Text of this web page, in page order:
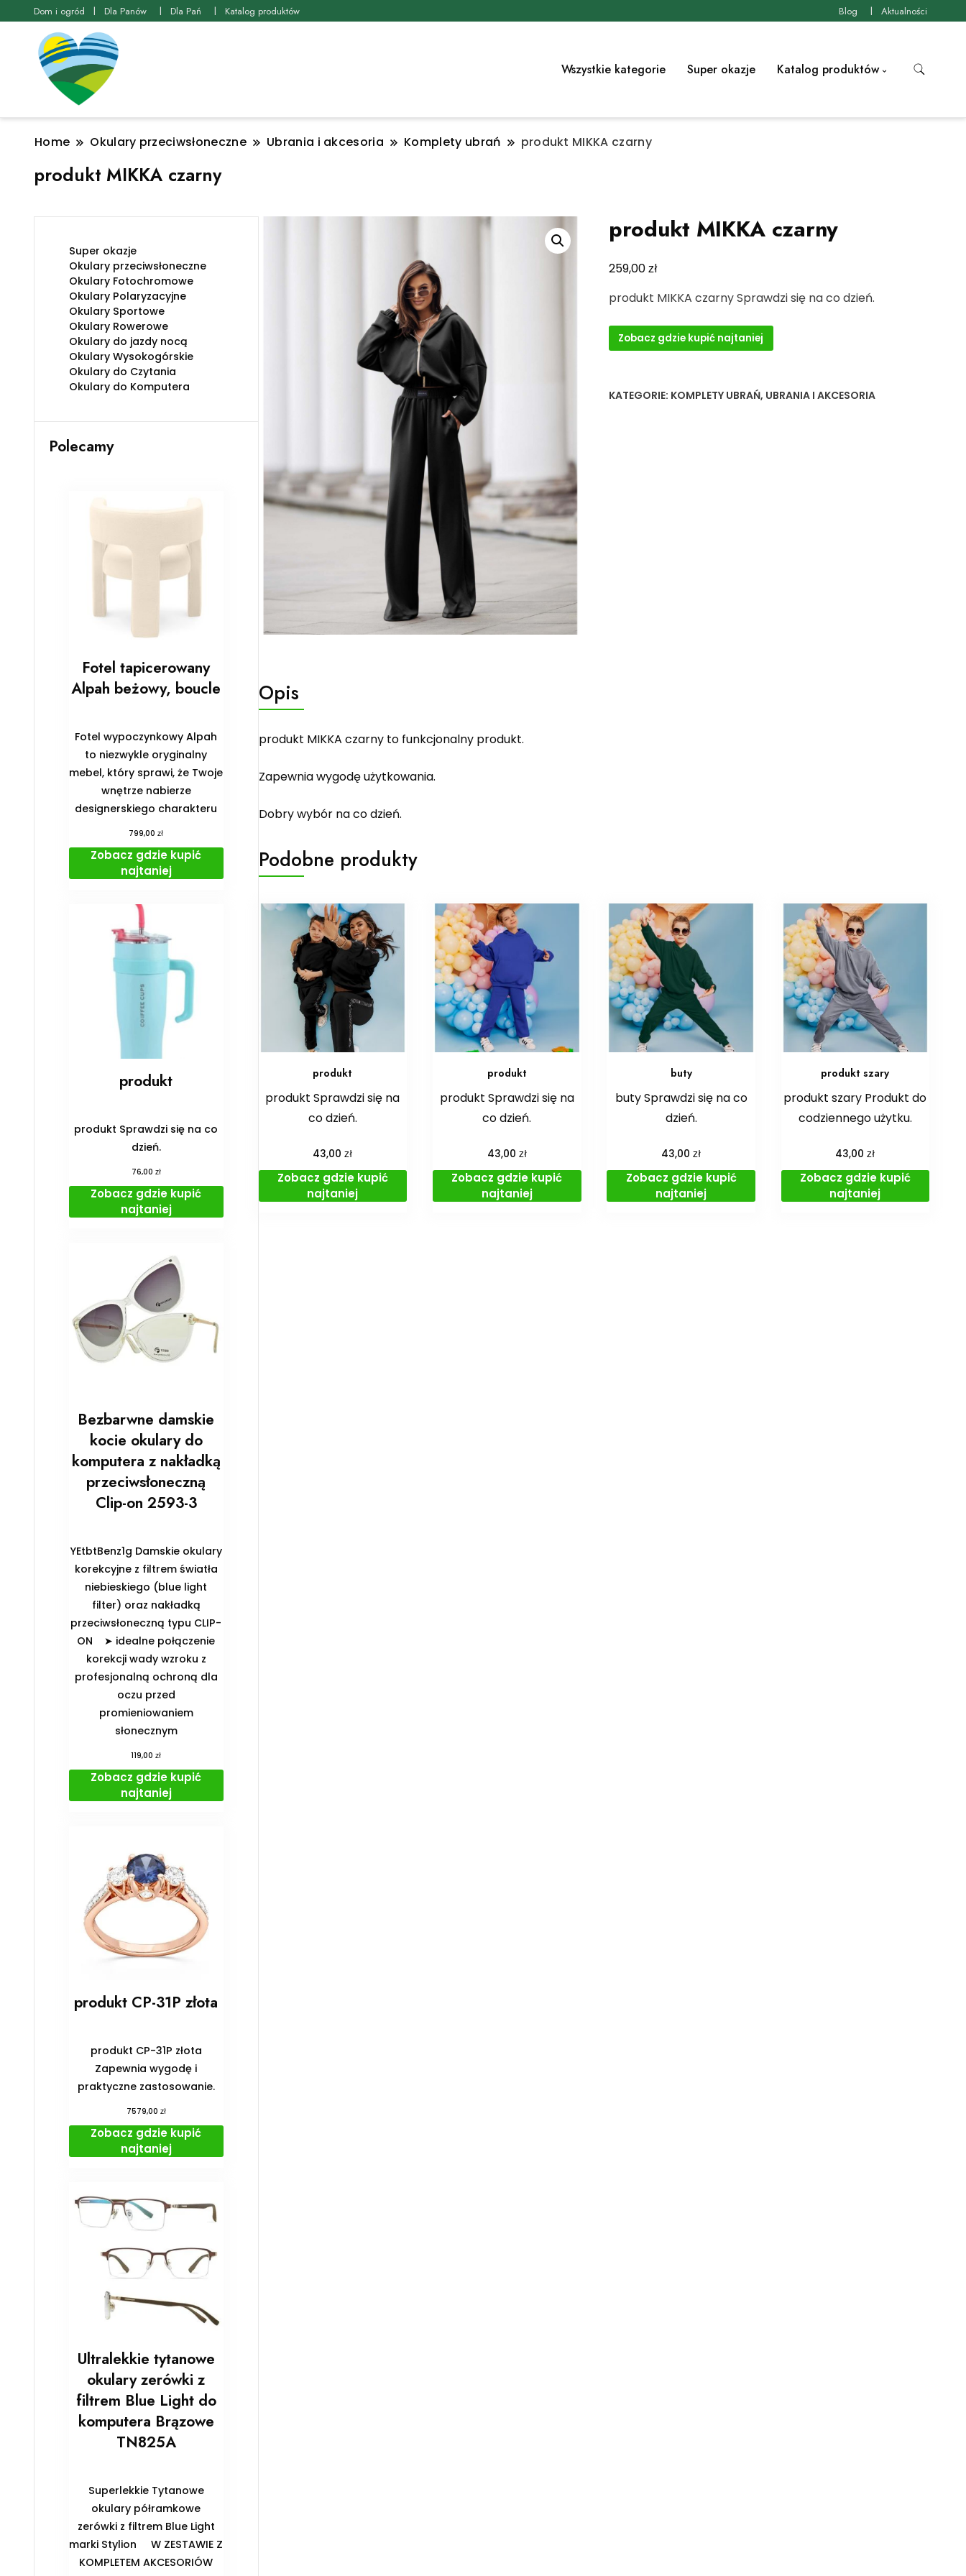
Dom i ogród Dla Panów Dla Pań Katalog produktów Blog Aktualności
Wszystkie kategorie Super okazje Katalog produktów
Home Okulary przeciwsłoneczne Ubrania i akcesoria Komplety ubrań produkt MIKKA czarny
produkt MIKKA czarny
produkt MIKKA czarny
259,00zł
produkt MIKKA czarny Sprawdzi się na co dzień.
Zobacz gdzie kupić najtaniej
KATEGORIE: KOMPLETY UBRAŃ, UBRANIA I AKCESORIA
Opis
produkt MIKKA czarny to funkcjonalny produkt.
Zapewnia wygodę użytkowania.
Dobry wybór na co dzień.
Podobne produkty
produkt
produkt Sprawdzi się na
co dzień.
43,00zł
Zobacz gdzie kupić
najtaniej
produkt
produkt Sprawdzi się na
co dzień.
43,00 zł
Zobacz gdzie kupić
najtaniej
buty
buty Sprawdzi się na co
dzień.
43,00zł
Zobacz gdzie kupić
najtaniej
produkt szary
produkt szary Produkt do
codziennego użytku.
43,00zł
Zobacz gdzie kupić
najtaniej
Super okazje
Okulary przeciwsłoneczne
Okulary Fotochromowe
Okulary Polaryzacyjne
Okulary Sportowe
Okulary Rowerowe
Okulary do jazdy nocą
Okulary Wysokogórskie
Okulary do Czytania
Okulary do Komputera
Polecamy
Fotel tapicerowany
Alpah beżowy, boucle
Fotel wypoczynkowy Alpah
to niezwykle oryginalny
mebel, który sprawi, że Twoje
wnętrze nabierze
designerskiego charakteru
799,00zł
Zobacz gdzie kupić
najtaniej
produkt
produkt Sprawdzi się na co
dzień.
76,00 zł
Zobacz gdzie kupić
najtaniej
Bezbarwne damskie
kocie okulary do
komputera z nakładką
przeciwsłoneczną
Clip-on 2593-3
YEtbtBenz1g Damskie okulary
korekcyjne z filtrem światła
niebieskiego (blue light
filter) oraz nakładką
przeciwsłoneczną typu CLIP-
ON ➤ idealne połączenie
korekcji wady wzroku z
profesjonalną ochroną dla
oczu przed
promieniowaniem
słonecznym
119,00zł
Zobacz gdzie kupić
najtaniej
produkt CP-31P złota
produkt CP-31P złota
Zapewnia wygodę i
praktyczne zastosowanie.
7579,00 zł
Zobacz gdzie kupić
najtaniej
Ultralekkie tytanowe
okulary zerówki z
filtrem Blue Light do
komputera Brązowe
TN825A
Superlekkie Tytanowe
okulary półramkowe
zerówki z filtrem Blue Light
marki Stylion ️W ZESTAWIE Z
KOMPLETEM AKCESORIÓW